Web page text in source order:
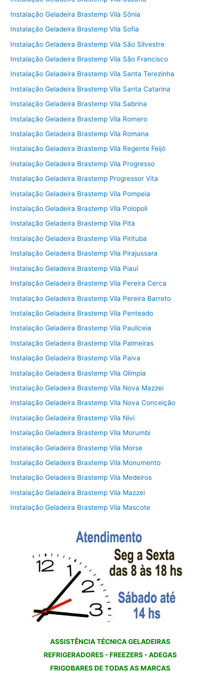
Instalação Geladeira Brastemp Vila Sônia
Instalação Geladeira Brastemp Vila Sofia
Instalação Geladeira Brastemp Vila São Silvestre
Instalação Geladeira Brastemp Vila São Francisco
Instalação Geladeira Brastemp Vila Santa Terezinha
Instalação Geladeira Brastemp Vila Santa Catarina
Instalação Geladeira Brastemp Vila Sabrina
Instalação Geladeira Brastemp Vila Romero
Instalação Geladeira Brastemp Vila Romana
Instalação Geladeira Brastemp Vila Regente Feijó
Instalação Geladeira Brastemp Vila Progresso
Instalação Geladeira Brastemp Progressor Vita
Instalação Geladeira Brastemp Vila Pompeia
Instalação Geladeira Brastemp Vila Polopoli
Instalação Geladeira Brastemp Vila Pita
Instalação Geladeira Brastemp Vila Pirituba
Instalação Geladeira Brastemp Vila Pirajussara
Instalação Geladeira Brastemp Vila Piauí
Instalação Geladeira Brastemp Vila Pereira Cerca
Instalação Geladeira Brastemp Vila Pereira Barreto
Instalação Geladeira Brastemp Vila Penteado
Instalação Geladeira Brastemp Vila Pauliceia
Instalação Geladeira Brastemp Vila Palmeiras
Instalação Geladeira Brastemp Vila Paiva
Instalação Geladeira Brastemp Vila Olímpia
Instalação Geladeira Brastemp Vila Nova Mazzei
Instalação Geladeira Brastemp Vila Nova Conceição
Instalação Geladeira Brastemp Vila Nivi
Instalação Geladeira Brastemp Vila Morumbi
Instalação Geladeira Brastemp Vila Morse
Instalação Geladeira Brastemp Vila Monumento
Instalação Geladeira Brastemp Vila Medeiros
Instalação Geladeira Brastemp Vila Mazzei
Instalação Geladeira Brastemp Vila Mascote
ASSISTÊNCIA TÉCNICA GELADEIRAS
REFRIGERADORES - FREEZERS - ADEGAS
FRIGOBARES DE TODAS AS MARCAS